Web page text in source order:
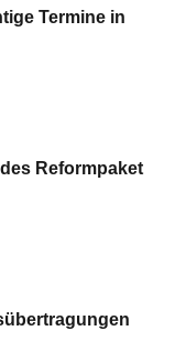
Termine in
Reformpaket